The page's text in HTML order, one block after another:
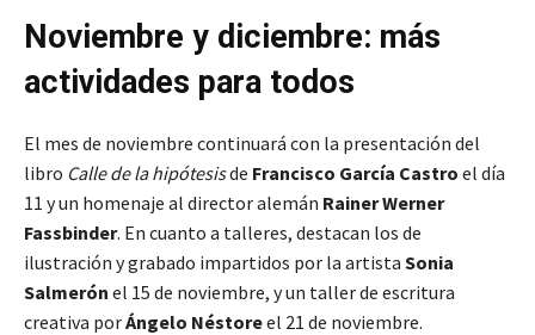
Noviembre y diciembre: más
actividades para todos
El mes de noviembre continuará con la presentación del
libro Calle de la hipótesisde Francisco García Castro el día
11 y un homenaje al director alemán Rainer Werner
Fassbinder. En cuanto a talleres, destacan los de
ilustración y grabado impartidos por la artista Sonia
Salmerón el 15 de noviembre, y un taller de escritura
creativa porÁngelo Néstoreel 21 de noviembre.